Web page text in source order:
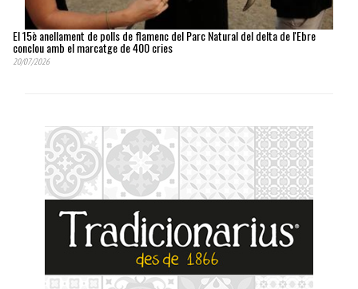
El 15è anellament de polls de flamenc del Parc Natural del delta de l'Ebre
conclou amb el marcatge de 400 cries
20/07/2026